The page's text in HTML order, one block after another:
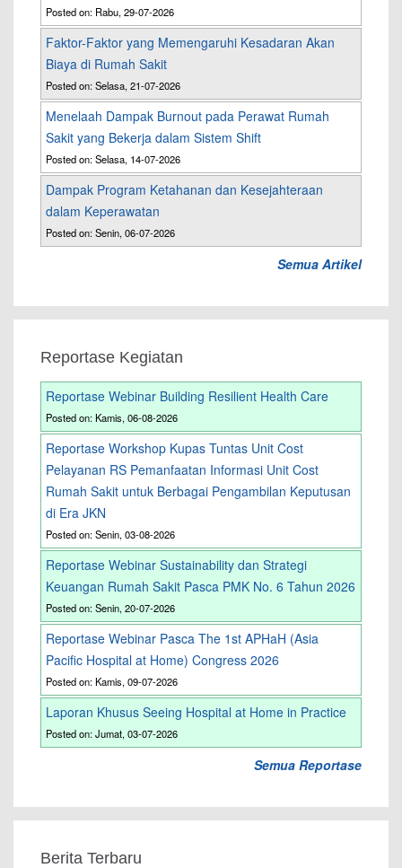
Posted on: Rabu, 29-07-2026
Faktor-Faktor yang Memengaruhi Kesadaran Akan
Biaya di Rumah Sakit
Posted on: Selasa, 21-07-2026
Menelaah Dampak Burnout pada Perawat Rumah
Sakit yang Bekerja dalam Sistem Shift
Posted on: Selasa, 14-07-2026
Dampak Program Ketahanan dan Kesejahteraan
dalam Keperawatan
Posted on: Senin, 06-07-2026
Semua Artikel
Reportase Kegiatan
Reportase Webinar Building Resilient Health Care
Posted on: Kamis, 06-08-2026
Reportase Workshop Kupas Tuntas Unit Cost
Pelayanan RS Pemanfaatan Informasi Unit Cost
Rumah Sakit untuk Berbagai Pengambilan Keputusan
di Era JKN
Posted on: Senin, 03-08-2026
Reportase Webinar Sustainability dan Strategi
Keuangan Rumah Sakit Pasca PMK No. 6 Tahun 2026
Posted on: Senin, 20-07-2026
Reportase Webinar Pasca The 1st APHaH (Asia
Pacific Hospital at Home) Congress 2026
Posted on: Kamis, 09-07-2026
Laporan Khusus Seeing Hospital at Home in Practice
Posted on: Jumat, 03-07-2026
Semua Reportase
Berita Terbaru